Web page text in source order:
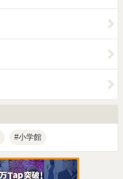
小学館